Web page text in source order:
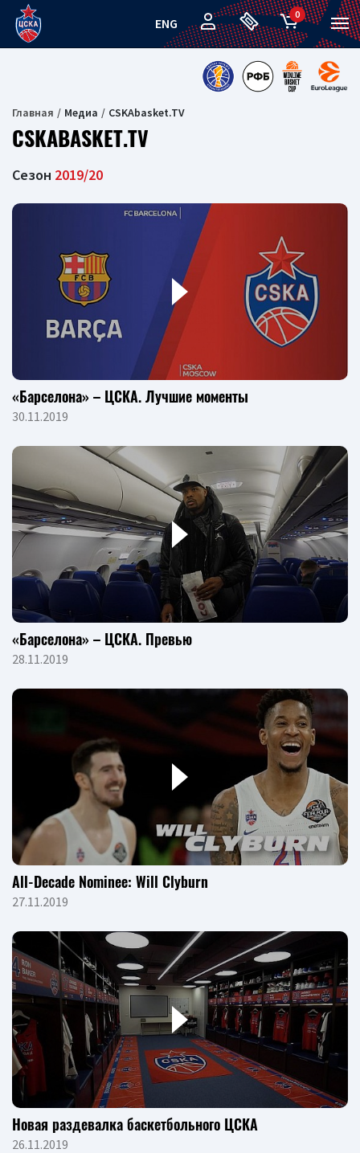
ENG
0
Главная Медиа CSKAbasket.TV
CSKABASKET.TV
Сезон 2019/20
«Барселона» – ЦСКА. Лучшие моменты
30.11.2019
«Барселона» – ЦСКА. Превью
28.11.2019
All-Decade Nominee: Will Clyburn
27.11.2019
Новая раздевалка баскетбольного ЦСКА
26.11.2019